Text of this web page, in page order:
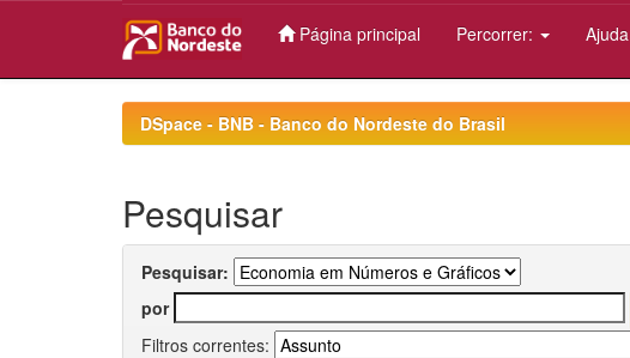
Página principal Percorrer: Ajuda
DSpace - BNB - Banco do Nordeste do Brasil
Pesquisar
Pesquisar:
por
Filtros correntes: